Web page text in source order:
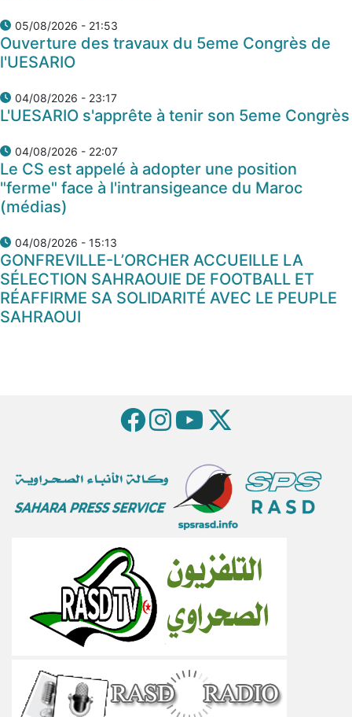
05/08/2026 - 21:53
Ouverture des travaux du 5eme Congrès de
l'UESARIO
04/08/2026 - 23:17
L'UESARIO s'apprête à tenir son 5eme Congrès
04/08/2026 - 22:07
Le CS est appelé à adopter une position
"ferme" face à l'intransigeance du Maroc
(médias)
04/08/2026 - 15:13
GONFREVILLE-L’ORCHER ACCUEILLE LA
SÉLECTION SAHRAOUIE DE FOOTBALL ET
RÉAFFIRME SA SOLIDARITÉ AVEC LE PEUPLE
SAHRAOUI